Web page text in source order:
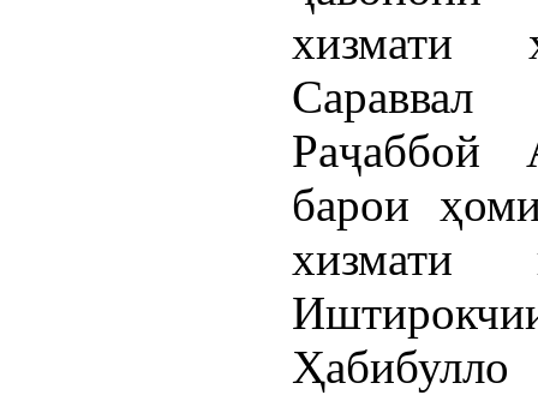
хизмати
Раҷаббой
барои
хизмати